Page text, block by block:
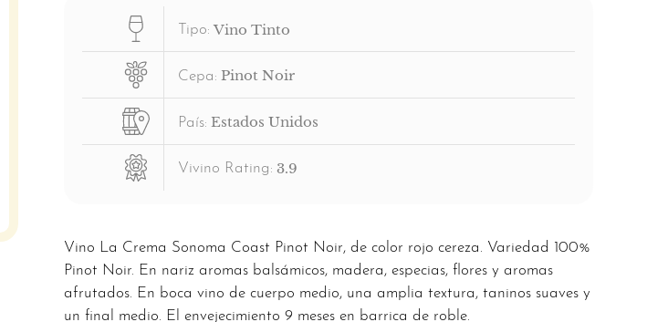
Tipo: Vino Tinto
Cepa: Pinot Noir
País: Estados Unidos
Vivino Rating: 3.9
Vino La Crema Sonoma Coast Pinot Noir, de color rojo cereza. Variedad 100%
Pinot Noir. En nariz aromas balsámicos, madera, especias, flores y aromas
afrutados. En boca vino de cuerpo medio, una amplia textura, taninos suaves y
un final medio. El envejecimiento 9 meses en barrica de roble.